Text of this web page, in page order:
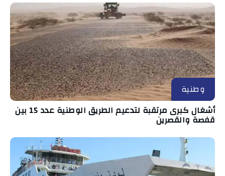
وطنية
أشغال كبرى مرتقبة لتدعيم الطريق الوطنية عدد 15 بين
قفصة والقصرين